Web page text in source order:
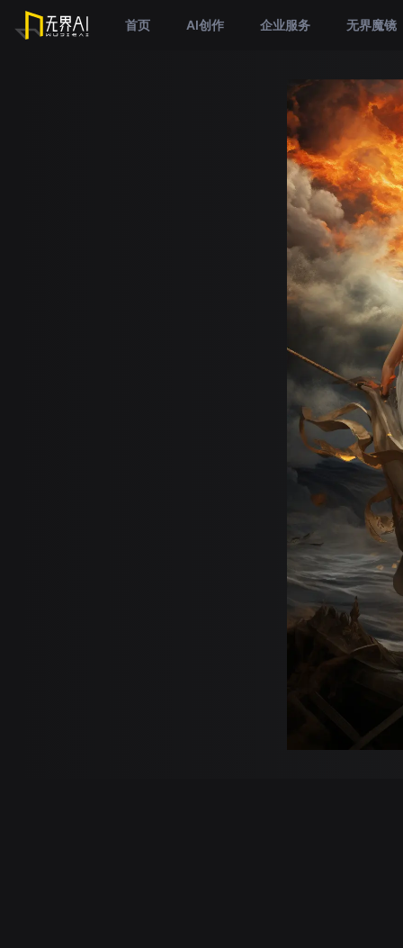
首页 AI创作 企业服务 无界魔镜